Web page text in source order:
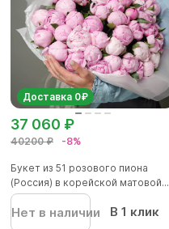
Доставка 0₽
40200 ₽ -8%
37 060 ₽
Букет из 51 розового пиона
(Россия) в корейской матовой...
Нет в наличии В 1 клик